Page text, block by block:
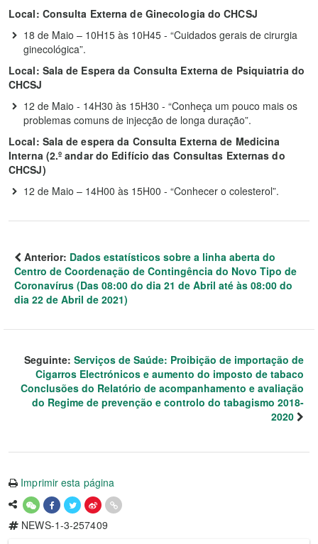
Local: Consulta Externa de Ginecologia do CHCSJ
18 de Maio – 10H15 às 10H45 - “Cuidados gerais de cirurgia
ginecológica”.
Local: Sala de Espera da Consulta Externa de Psiquiatria do
CHCSJ
12 de Maio - 14H30 às 15H30 - “Conheça um pouco mais os
problemas comuns de injecção de longa duração”.
Local: Sala de espera da Consulta Externa de Medicina
Interna (2.º andar do Edifício das Consultas Externas do
CHCSJ)
12 de Maio – 14H00 às 15H00 - “Conhecer o colesterol”.
Anterior: Dados estatísticos sobre a linha aberta do
Centro de Coordenação de Contingência do Novo Tipo de
Coronavírus (Das 08:00 do dia 21 de Abril até às 08:00 do
dia 22 de Abril de 2021)
Seguinte: Serviços de Saúde: Proibição de importação de
Cigarros Electrónicos e aumento do imposto de tabaco
Conclusões do Relatório de acompanhamento e avaliação
do Regime de prevenção e controlo do tabagismo 2018-
2020
Imprimir esta página
NEWS-1-3-257409